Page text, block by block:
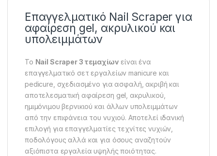
Επαγγελματικό Nail Scraper για
αφαίρεση gel, ακρυλικού και
υπολειμμάτων
Το Nail Scraper 3 τεμαχίων είναι ένα
επαγγελματικό σετ εργαλείων manicure και
pedicure, σχεδιασμένο για ασφαλή, ακριβή και
αποτελεσματική αφαίρεση gel, ακρυλικού,
ημιμόνιμου βερνικιού και άλλων υπολειμμάτων
από την επιφάνεια του νυχιού. Αποτελεί ιδανική
επιλογή για επαγγελματίες τεχνίτες νυχιών,
ποδολόγους αλλά και για όσους αναζητούν
αξιόπιστα εργαλεία υψηλής ποιότητας.